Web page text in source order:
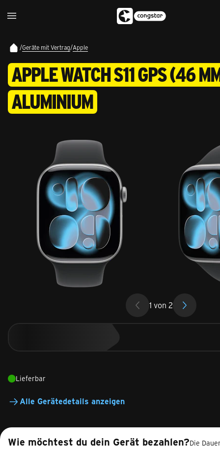
/Geräte mit Vertrag/Apple
APPLE WATCH S11 GPS (46
ALUMINIUM
Lieferbar
Alle Gerätedetails anzeigen
1 von 2
Wie möchtest du dein Gerät bezahlen?Die